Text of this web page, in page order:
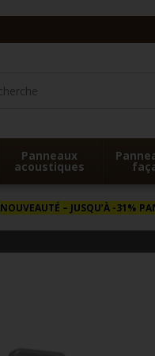
Panneaux
acoustiques
NOUVEAUTÉ – JUSQU’À -31%